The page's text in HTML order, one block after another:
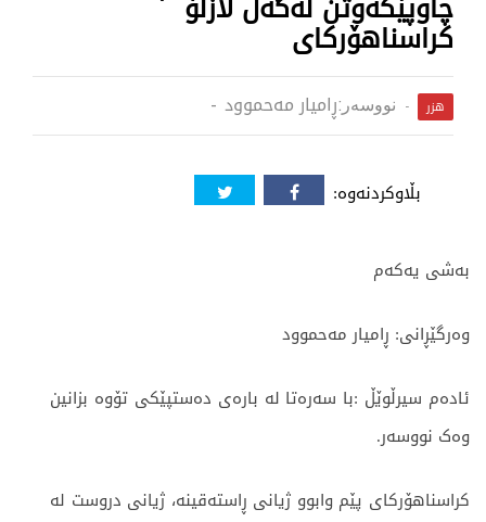
کراسناهۆرکای
هزر نووسەر:ڕامیار مە‌حموود
بڵاوکردنەوە:
بەشی یەکەم
وەرگێڕانی: ڕامیار مە‌حموود
ئادەم سیرڵوێڵ :با سەرەتا لە بارەی دەستپێکی تۆوە بزانین
وەک نووسەر.
کراسناهۆرکای پێم وابوو ژیانی ڕاستەقینە، ژیانی دروست لە